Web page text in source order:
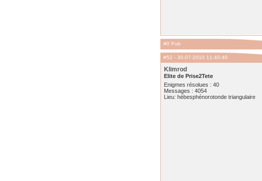
#0 Pub
#52 - 30-07-2010 11:40:40
Klimrod
Elite de Prise2Tete
Enigmes résolues : 40
Messages : 4054
Lieu: hébesphénorotonde triangulaire